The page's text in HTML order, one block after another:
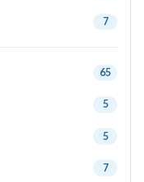
7
65
5
5
7